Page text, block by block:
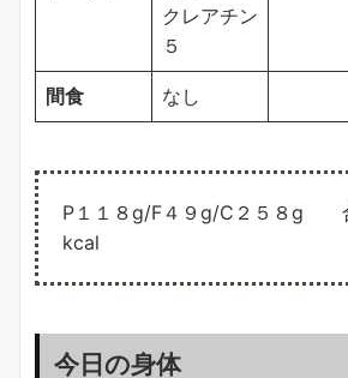
クレアチン
５
間食 なし
P１１８g/F４９g/C２５８g
kcal
今日の身体